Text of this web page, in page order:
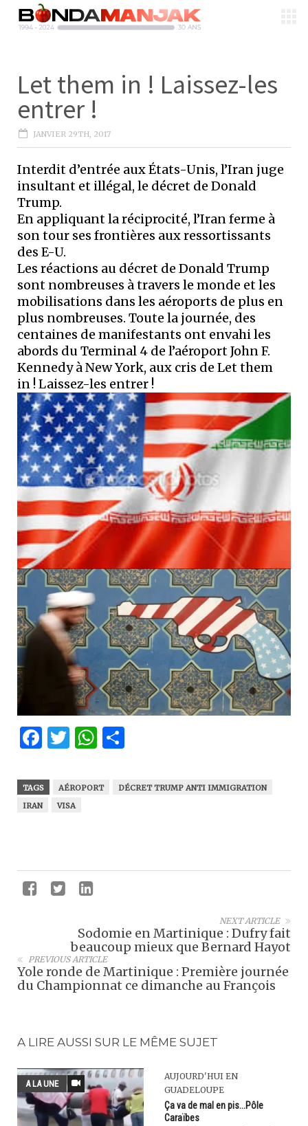
Let them in ! Laissez-les
entrer !
JANVIER 29TH, 2017
Interdit d’entrée aux États-Unis, l’Iran juge
insultant et illégal, le décret de Donald
Trump.
En appliquant la réciprocité, l’Iran ferme à
son tour ses frontières aux ressortissants
des E-U.
Les réactions au décret de Donald Trump
sont nombreuses à travers le monde et les
mobilisations dans les aéroports de plus en
plus nombreuses. Toute la journée, des
centaines de manifestants ont envahi les
abords du Terminal 4 de l’aéroport John F.
Kennedy à New York, aux cris de Let them
in ! Laissez-les entrer !
Facebook
Twitter
WhatsApp
TAGS AÉROPORT
DÉCRET TRUMP ANTI IMMIGRATION
IRAN
VISA
NEXT ARTICLE
Sodomie en Martinique : Dufry fait
beaucoup mieux que Bernard Hayot
PREVIOUS ARTICLE
Yole ronde de Martinique : Première journée
du Championnat ce dimanche au François
A LIRE AUSSI SUR LE MÊME SUJET
A LA UNE
AUJOURD'HUI EN
GUADELOUPE
Ça va de mal en pis...Pôle
Caraïbes